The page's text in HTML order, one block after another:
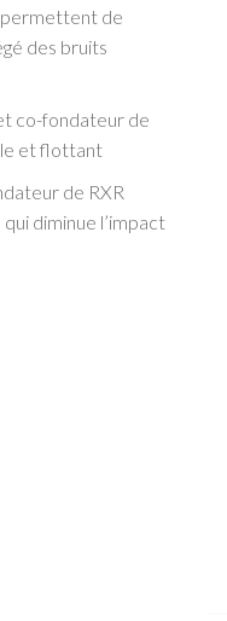
permettent de
des bruits
co-fondateur de
et flottant
de RXR
diminue l’impact